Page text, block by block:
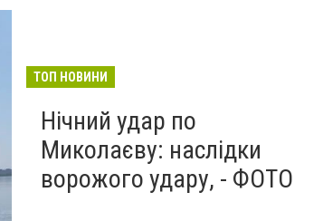
ТОП НОВИНИ
Нічний удар по
Миколаєву: наслідки
ворожого удару, - ФОТО